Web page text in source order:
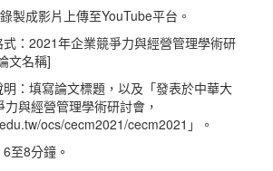
製成影片上傳至YouTube平台。
：2021年企業競爭力與經營管理學術研
文名稱]
：填寫論文標題，以及「發表於中華大
與經營管理學術研討會，
ocs/cecm2021/cecm2021」。
至8分鐘。